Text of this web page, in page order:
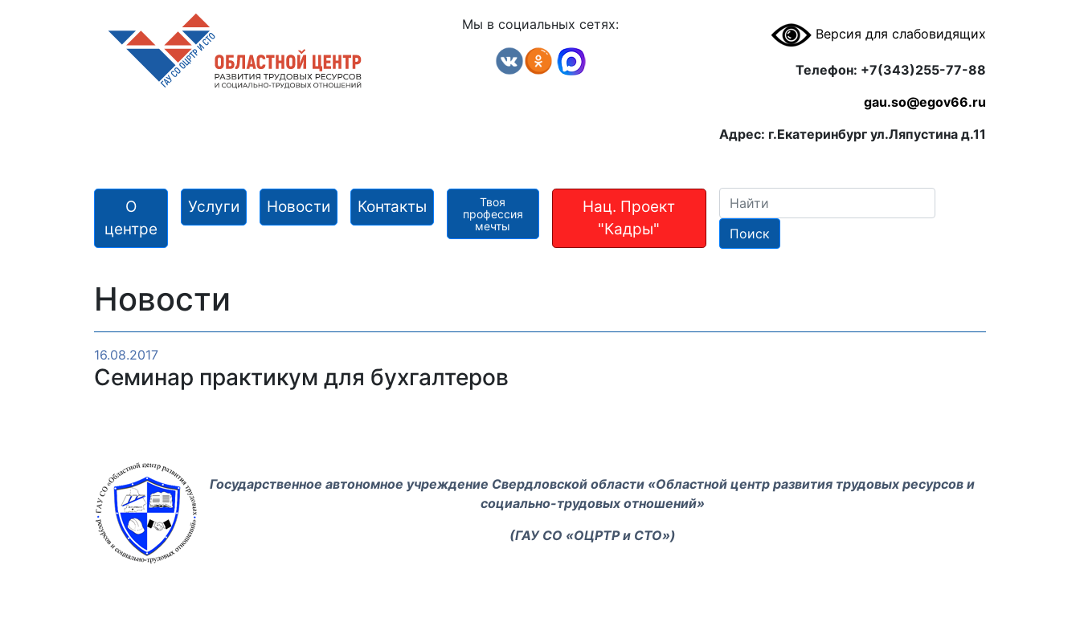
Мы в социальных сетях:
Версия для слабовидящих
Телефон: +7(343)255-77-88
gau.so@egov66.ru
Адрес: г.Екатеринбург ул.Ляпустина д.11
О
центре
Услуги Новости Контакты
Твоя
профессия
мечты
Нац. Проект
"Кадры"
Новости
16.08.2017
Семинар практикум для бухгалтеров
Государственное автономное учреждение Свердловской области «Областной центр развития трудовых ресурсов и
социально-трудовых отношений»
(ГАУ СО «ОЦРТР и СТО»)